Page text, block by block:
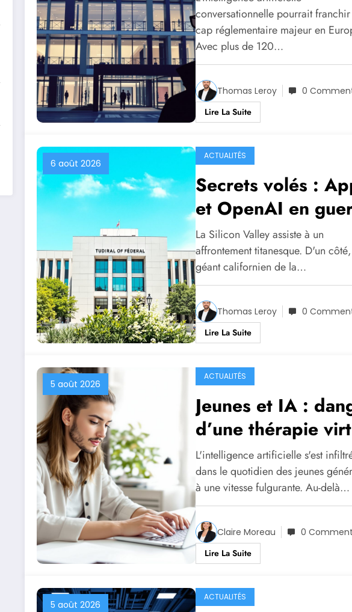
inédite
conversationnelle pourrait
cap réglementaire majeur en
Avec plus de 120…
Thomas Leroy
0
Lire La Suite
6 août 2026
ACTUALITÉS
Secrets volés :
et OpenAI en
pour l’avenir
technologique
La Silicon Valley assiste à un
affrontement titanesque. D'un
géant californien de la…
Thomas Leroy
0
Lire La Suite
5 août 2026
ACTUALITÉS
Jeunes et IA :
d’une thérapie
pour la santé
L'intelligence artificielle s'est
dans le quotidien des jeunes
à une vitesse fulgurante. Au-delà…
Claire Moreau
0
Lire La Suite
5 août 2026
ACTUALITÉS